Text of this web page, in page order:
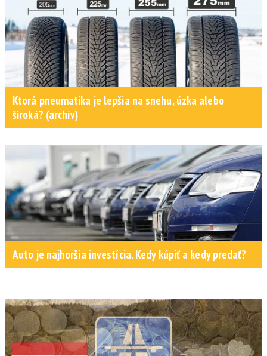
Ktorá pneumatika je lepšia na snehu, úzka alebo
široká? (archív)
Auto je najhoršia investícia. Kedy kúpiť a kedy predať?